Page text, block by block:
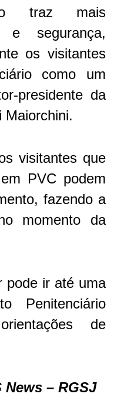
traz mais
e segurança,
os visitantes
como um
presidente da
Maiorchini.
visitantes que
PVC podem
fazendo a
momento da
pode ir até uma
Penitenciário
de
– RGSJ